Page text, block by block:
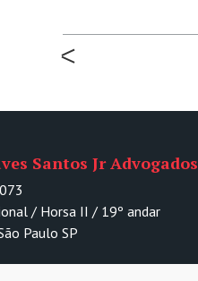
Santos Jr Advogados
/ Horsa II / 19º andar
Paulo SP